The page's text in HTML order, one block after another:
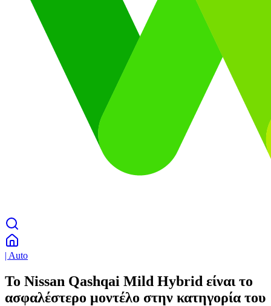
| Auto
Το Nissan Qashqai Mild Hybrid είναι το
ασφαλέστερο μοντέλο στην κατηγορία του